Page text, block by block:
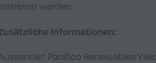
werden.
Informationen:
Pacifico Renewables